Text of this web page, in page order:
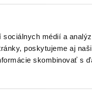
médií a
poskytujeme aj
skombinovať s